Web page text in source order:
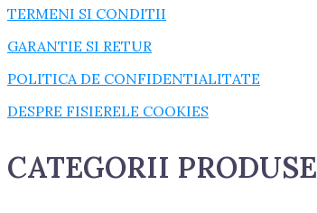
TERMENI SI CONDITII
GARANTIE SI RETUR
POLITICA DE CONFIDENTIALITATE
DESPRE FISIERELE COOKIES
CATEGORII PRODUSE